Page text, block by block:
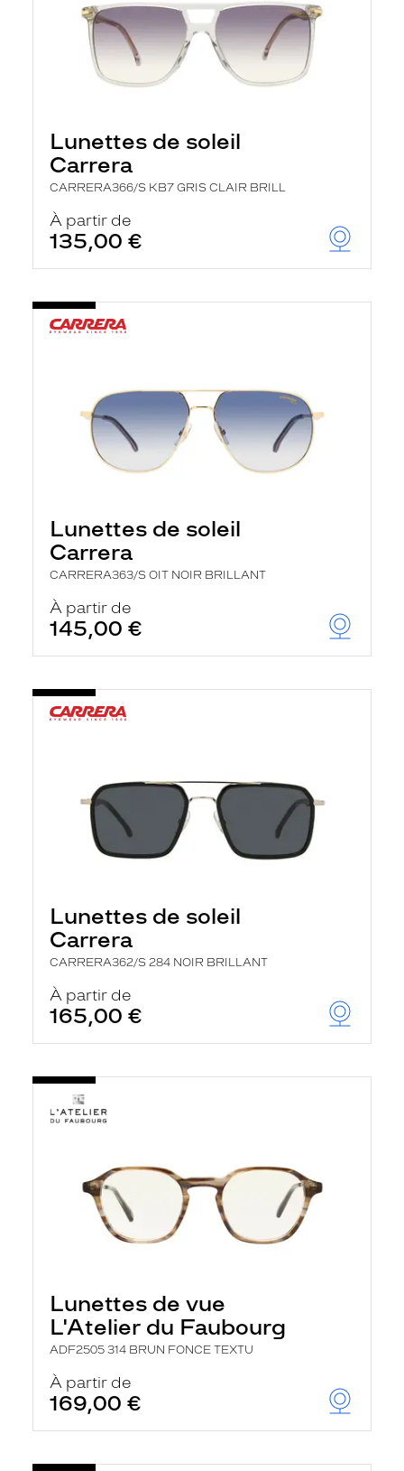
Lunettes de soleil
Carrera
CARRERA366/S KB7 GRIS CLAIR BRILL
À partir de
135,00 €
Lunettes de soleil
Carrera
CARRERA363/S OIT NOIR BRILLANT
À partir de
145,00 €
Lunettes de soleil
Carrera
CARRERA362/S 284 NOIR BRILLANT
À partir de
165,00 €
Lunettes de vue
L'Atelier du Faubourg
ADF2505 314 BRUN FONCE TEXTU
À partir de
169,00 €